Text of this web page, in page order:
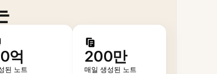
억
된 노트
200만
매일 생성된 노트